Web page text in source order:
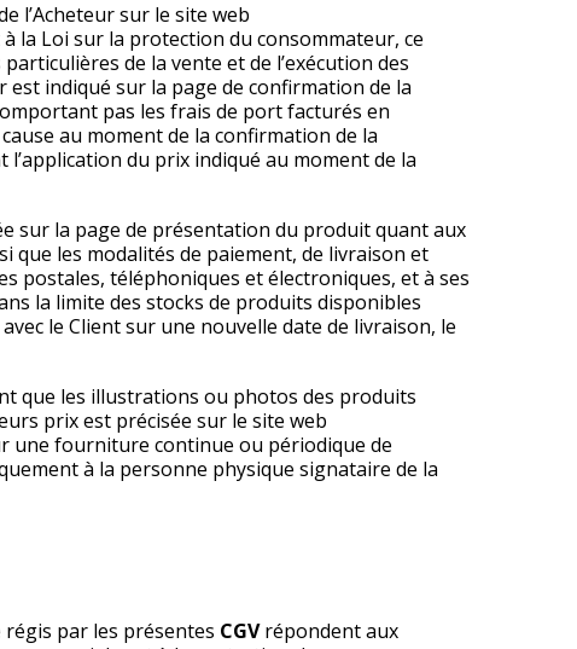
l’Acheteur sur le site web
la Loi sur la protection du consommateur, ce
de la vente et de l’exécution des
indiqué sur la page de confirmation de la
pas les frais de port facturés en
au moment de la confirmation de la
du prix indiqué au moment de la
sur la page de présentation du produit quant aux
que les modalités de paiement, de livraison et
postales, téléphoniques et électroniques, et à ses
la limite des stocks de produits disponibles
le Client sur une nouvelle date de livraison, le
que les illustrations ou photos des produits
prix est précisée sur le site web
une fourniture continue ou périodique de
à la personne physique signataire de la
par les présentes CGVrépondent aux